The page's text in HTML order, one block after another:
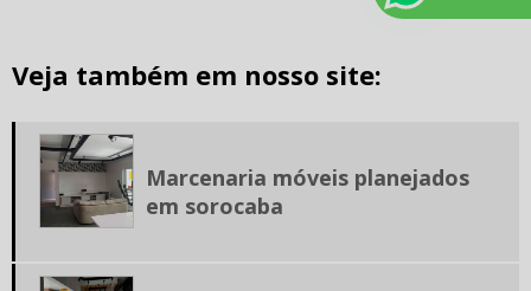
Empresa de móveis planejados em sorocaba
Empresa de móveis planejados sp
Fábrica de móveis para cozinha
Fábrica de móveis planejados sorocaba
Veja também em nosso site:
Marcenaria móveis planejados
em sorocaba